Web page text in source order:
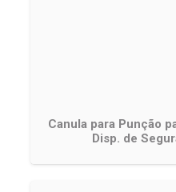
Canula para Punção
Disp. de